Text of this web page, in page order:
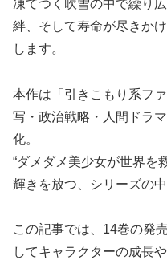
凍てつく吹雪の中で繰り
絆、そして寿命が尽きか
します。
本作は「引きこもり系フ
写・政治戦略・人間ドラ
化。
“ダメダメ美少女が世界を
輝きを放つ、シリーズの
この記事では、14巻の発
してキャラクターの成長